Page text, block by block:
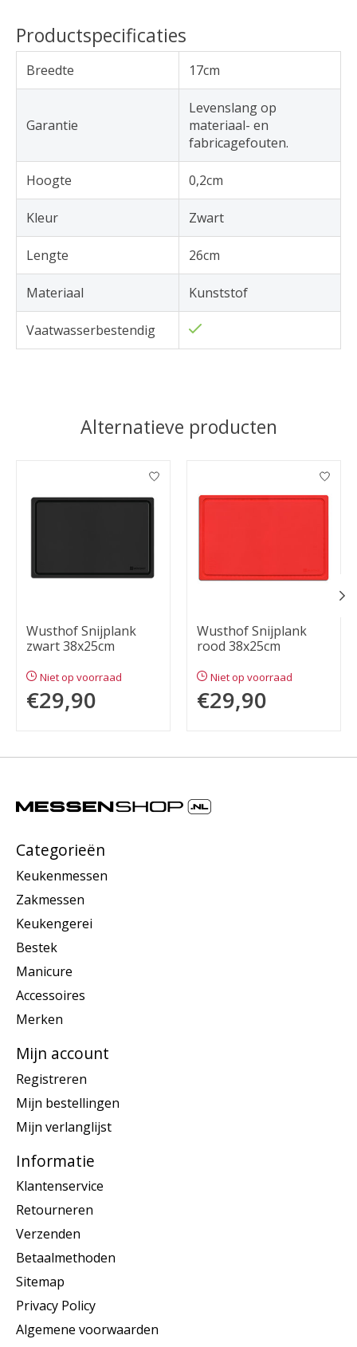
Productspecificaties
Breedte 17cm
Garantie
Levenslang op
materiaal- en
fabricagefouten.
Hoogte 0,2cm
Kleur Zwart
Lengte 26cm
Materiaal Kunststof
Vaatwasserbestendig
Alternatieve producten
Items van productcarrousel
Wusthof Snijplank
zwart 38x25cm
Niet op voorraad
€29,90
Wusthof Snijplank
rood 38x25cm
Niet op voorraad
€29,90
Categorieën
Keukenmessen
Zakmessen
Keukengerei
Bestek
Manicure
Accessoires
Merken
Mijn account
Registreren
Mijn bestellingen
Mijn verlanglijst
Informatie
Klantenservice
Retourneren
Verzenden
Betaalmethoden
Sitemap
Privacy Policy
Algemene voorwaarden